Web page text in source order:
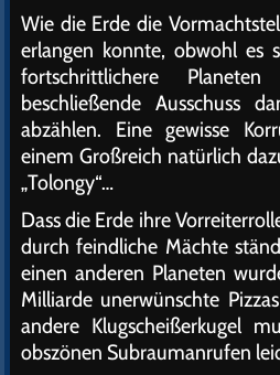
Wie die Erde die
erlangen konnte, obwohl es
fortschrittlichere
beschließende Ausschuss
abzählen. Eine gewisse
einem Großreich natürlich
„Tolongy“…
Dass die Erde ihre
durch feindliche Mächte
einen anderen Planeten
Milliarde unerwünschte
andere Klugscheißerkugel
obszönen Subraumanrufen